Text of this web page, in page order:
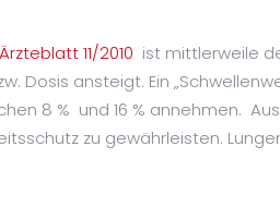
Ärzteblatt 11/2010 ist mittlerweile
Dosis ansteigt. Ein
8 % und 16 % annehmen.
zu gewährleisten.